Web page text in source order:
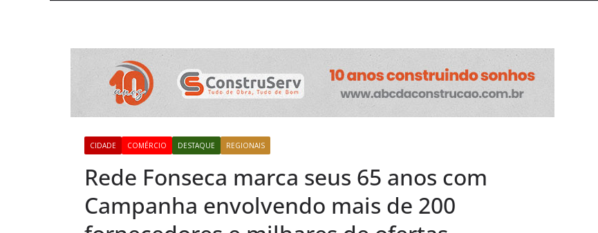
Campanha é promovida
neste mês, com sorteio dia
29
Miniférias: CVC Rio Pardo
destaca a procura por
viagens aos feriados nos
próximos meses
CIDADE COMÉRCIO DESTAQUE REGIONAIS
Rede Fonseca marca seus 65 anos com
Campanha envolvendo mais de 200